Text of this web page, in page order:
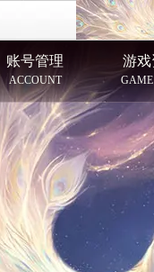
账号管理
ACCOUNT
游